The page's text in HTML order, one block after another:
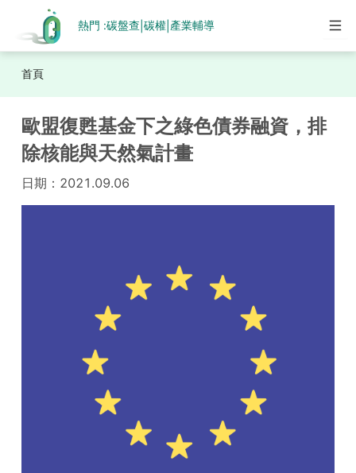
熱門 :碳盤查 碳權| 產業輔導
首頁
歐盟復甦基金下之綠色債券融資，排
除核能與天然氣計畫
日期： 2021.09.06